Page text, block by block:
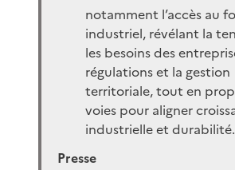
notamment l’accès au
industriel, révélant la
les besoins des
régulations et la gestion
territoriale, tout en
voies pour aligner
industrielle et durabilité.
Presse